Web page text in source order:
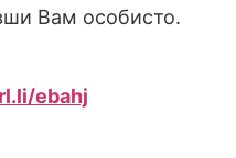
Вам особисто.
ebahj